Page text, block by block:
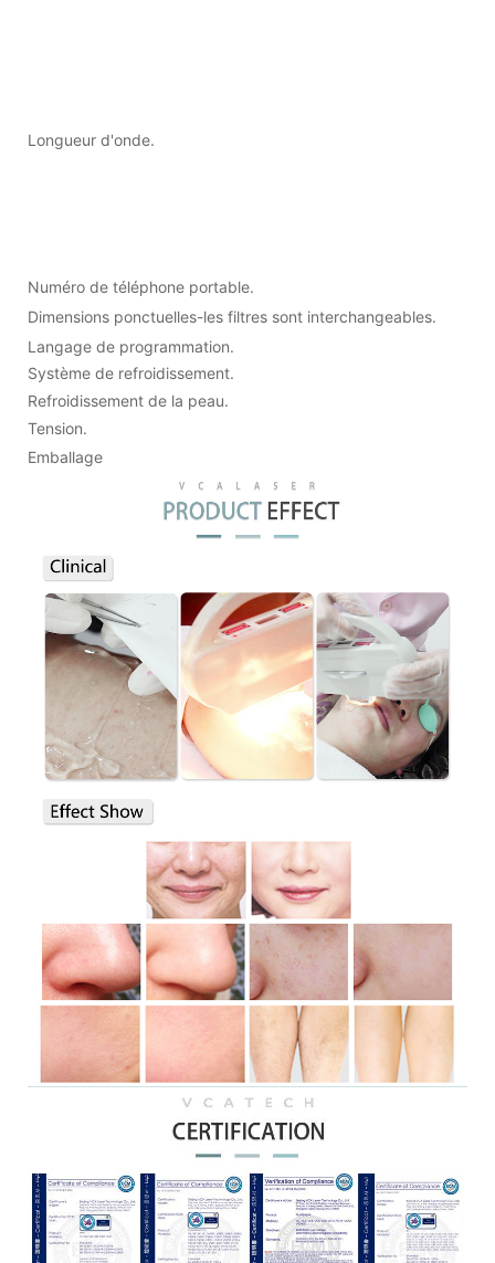
Longueur d'onde.
Numéro de téléphone portable.
Dimensions ponctuelles-les filtres sont interchangeables.
Langage de programmation.
Système de refroidissement.
Refroidissement de la peau.
Tension.
Emballage